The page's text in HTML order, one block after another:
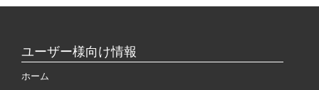
ユーザー様向け情報
ホーム